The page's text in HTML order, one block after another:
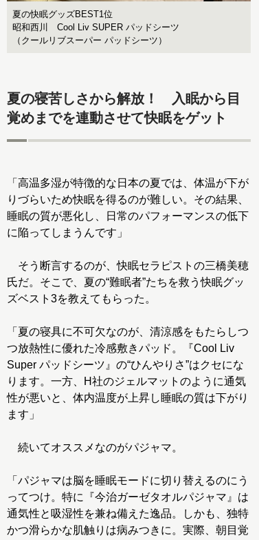
夏の快眠グッズBEST1位
昭和西川 Cool Liv SUPER パッドシーツ
（クールリブスーパー パッドシーツ）
夏の寝苦しさから解放！ 入眠から目
覚めまでを連動させて快眠をゲット
「高温多湿が特徴的な日本の夏では、体温が下が
りづらいため快眠を得るのが難しい。その結果、
睡眠の質が悪化し、日常のパフォーマンスの低下
に陥ってしまうんです」
そう断言するのが、快眠セラピストの三橋美穂
氏だ。そこで、夏の“難眠者”たちを救う快眠グッ
ズベスト3を教えてもらった。
「夏の寝具に不可欠なのが、清涼感をもたらしつ
つ放熱性に優れた冷感敷きパッド。『Cool Liv
Super パッドシーツ』の“ひんやりさ”はクセにな
ります。一方、H社のジェルマットのように通気
性が悪いと、体内温度が上昇し睡眠の質は下がり
ます」
続いてオススメなのがパジャマ。
「パジャマは脳を睡眠モードに切り替えるのにう
ってつけ。特に『今治ガーゼタオルパジャマ』は
通気性と吸湿性を兼ね備えた逸品。しかも、独特
かつ滑らかな肌触りは病みつきに。実際、朝目覚